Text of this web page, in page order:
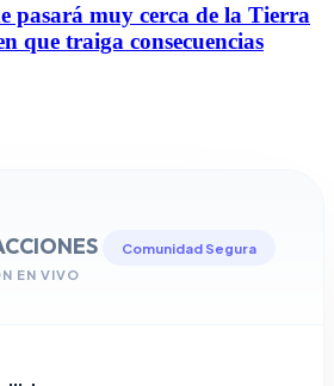
pasará muy cerca de la Tierra
que traiga consecuencias
EN VIVO
Comunidad Segura